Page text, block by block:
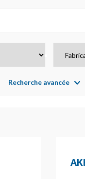
Recherche avancée